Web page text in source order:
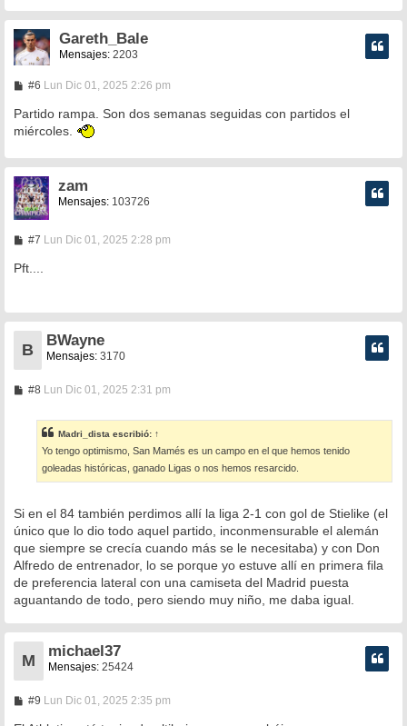
Gareth_Bale
Mensajes: 2203
#6M
n
a
e
Lun Dic 01, 2025 2:26 pm
Partido rampa. Son dos semanas seguidas con partidos el
miércoles.
zam
Mensajes:103726
#7M
e
Lun Dic 01, 2025 2:28 pm
Pft....
B
BWayne
Mensajes: 3170
#8M
s
a
j
e
Lun Dic 01, 2025 2:31 pm
Madri_dista escribió: ↑
Yo tengo optimismo, San Mamés es un campo en el que hemos tenido
goleadas históricas, ganado Ligas o nos hemos resarcido.
Si en el 84 también perdimos allí la liga 2-1 con gol de Stielike (el
único que lo dio todo aquel partido, inconmensurable el alemán
que siempre se crecía cuando más se le necesitaba) y con Don
Alfredo de entrenador, lo se porque yo estuve allí en primera fila
de preferencia lateral con una camiseta del Madrid puesta
aguantando de todo, pero siendo muy niño, me daba igual.
M
michael37
Mensajes: 25424
#9MLun Dic 01, 2025 2:35 pm